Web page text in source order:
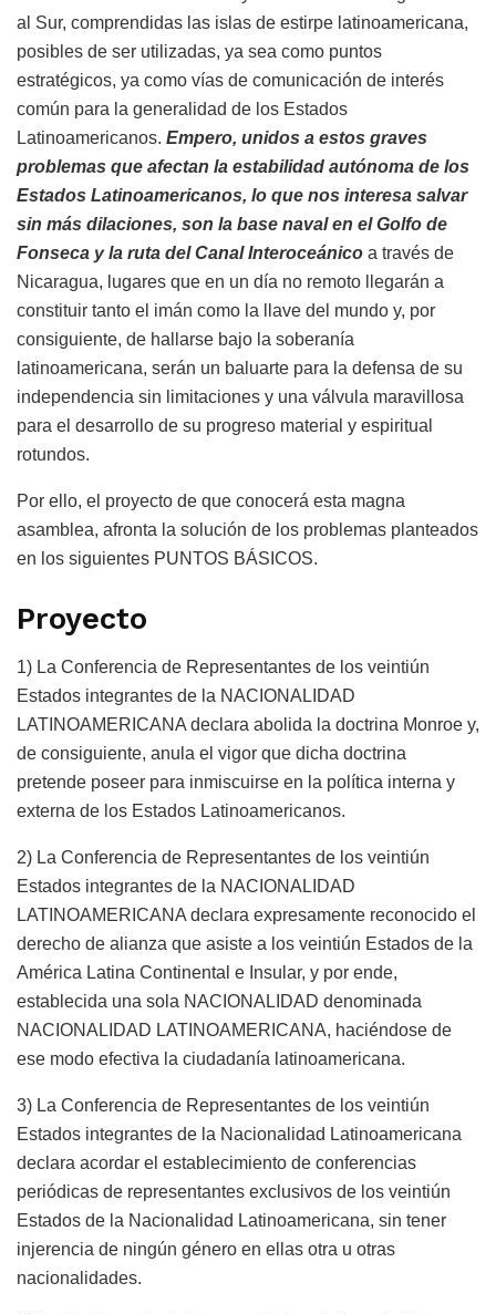
al Sur, comprendidas las islas de estirpe latinoamericana,
posibles de ser utilizadas, ya sea como puntos
estratégicos, ya como vías de comunicación de interés
común para la generalidad de los Estados
Latinoamericanos. Empero, unidos a estos graves
problemas que afectan la estabilidad autónoma de los
Estados Latinoamericanos, lo que nos interesa salvar
sin más dilaciones, son la base naval en el Golfo de
Fonseca y la ruta del Canal Interoceánico a través de
Nicaragua, lugares que en un día no remoto llegarán a
constituir tanto el imán como la llave del mundo y, por
consiguiente, de hallarse bajo la soberanía
latinoamericana, serán un baluarte para la defensa de su
independencia sin limitaciones y una válvula maravillosa
para el desarrollo de su progreso material y espiritual
rotundos.
Por ello, el proyecto de que conocerá esta magna
asamblea, afronta la solución de los problemas planteados
en los siguientes PUNTOS BÁSICOS.
Proyecto
1) La Conferencia de Representantes de los veintiún
Estados integrantes de la NACIONALIDAD
LATINOAMERICANA declara abolida la doctrina Monroe y,
de consiguiente, anula el vigor que dicha doctrina
pretende poseer para inmiscuirse en la política interna y
externa de los Estados Latinoamericanos.
2) La Conferencia de Representantes de los veintiún
Estados integrantes de la NACIONALIDAD
LATINOAMERICANA declara expresamente reconocido el
derecho de alianza que asiste a los veintiún Estados de la
América Latina Continental e Insular, y por ende,
establecida una sola NACIONALIDAD denominada
NACIONALIDAD LATINOAMERICANA, haciéndose de
ese modo efectiva la ciudadanía latinoamericana.
3) La Conferencia de Representantes de los veintiún
Estados integrantes de la Nacionalidad Latinoamericana
declara acordar el establecimiento de conferencias
periódicas de representantes exclusivos de los veintiún
Estados de la Nacionalidad Latinoamericana, sin tener
injerencia de ningún género en ellas otra u otras
nacionalidades.